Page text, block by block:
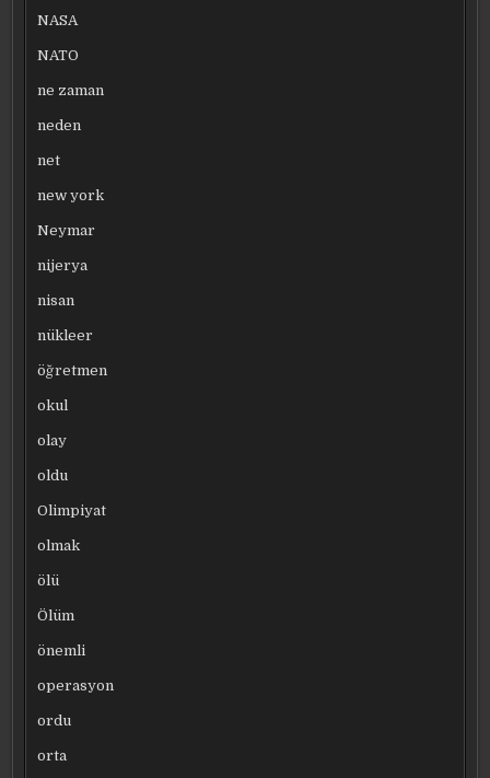
NASA
NATO
ne zaman
neden
net
new york
Neymar
nijerya
nisan
nükleer
öğretmen
okul
olay
oldu
Olimpiyat
olmak
ölü
Ölüm
önemli
operasyon
ordu
orta